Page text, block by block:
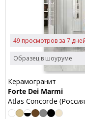
Образец в шоуруме
49 просмотров за 7
Керамогранит
Forte Dei Marmi
Atlas Concorde